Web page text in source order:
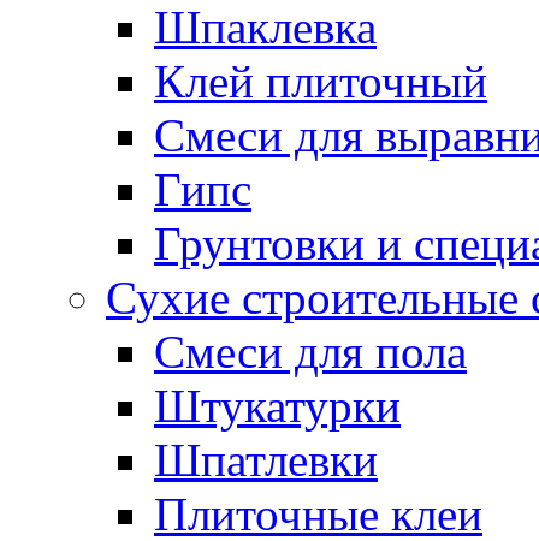
Шпаклевка
Клей плиточный
Смеси для
Гипс
Грунтовки и
Сухие
Смеси для пола
Штукатурки
Шпатлевки
Плиточные клеи